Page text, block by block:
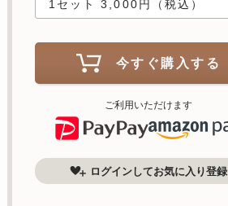
今すぐ購入する
ご利用いただけます
ログインしてお気に入り登録